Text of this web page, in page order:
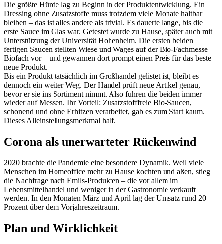
Die größte Hürde lag zu Beginn in der Produktentwicklung. Ein
Dressing ohne Zusatzstoffe muss trotzdem viele Monate haltbar
bleiben – das ist alles andere als trivial. Es dauerte lange, bis die
erste Sauce im Glas war. Getestet wurde zu Hause, später auch mit
Unterstützung der Universität Hohenheim. Die ersten beiden
fertigen Saucen stellten Wiese und Wages auf der Bio-Fachmesse
Biofach vor – und gewannen dort prompt einen Preis für das beste
neue Produkt.
Bis ein Produkt tatsächlich im Großhandel gelistet ist, bleibt es
dennoch ein weiter Weg. Der Handel prüft neue Artikel genau,
bevor er sie ins Sortiment nimmt. Also fuhren die beiden immer
wieder auf Messen. Ihr Vorteil: Zusatzstofffreie Bio-Saucen,
schonend und ohne Erhitzen verarbeitet, gab es zum Start kaum.
Dieses Alleinstellungsmerkmal half.
Corona als unerwarteter Rückenwind
2020 brachte die Pandemie eine besondere Dynamik. Weil viele
Menschen im Homeoffice mehr zu Hause kochten und aßen, stieg
die Nachfrage nach Emils-Produkten – die vor allem im
Lebensmittelhandel und weniger in der Gastronomie verkauft
werden. In den Monaten März und April lag der Umsatz rund 20
Prozent über dem Vorjahreszeitraum.
Plan und Wirklichkeit